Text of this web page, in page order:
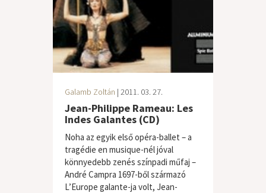
Galamb Zoltán | 2011. 03. 27.
Jean-Philippe Rameau: Les
Indes Galantes (CD)
Noha az egyik első opéra-ballet – a
tragédie en musique-nél jóval
könnyedebb zenés színpadi műfaj –
André Campra 1697-ből származó
L’Europe galante-ja volt, Jean-